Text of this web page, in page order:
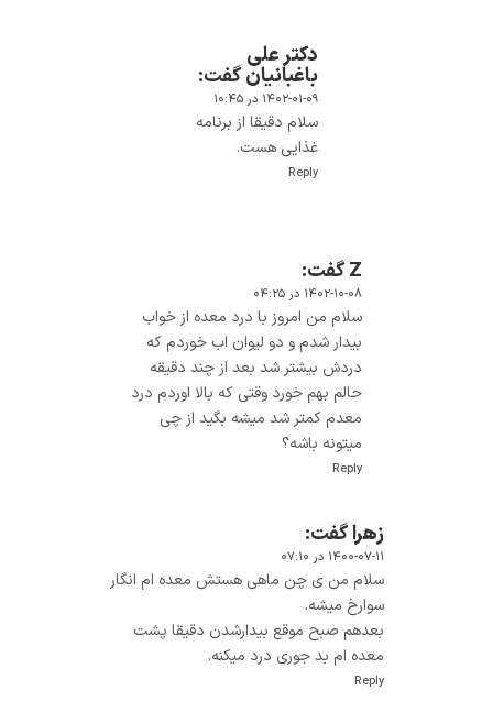
دکتر علی
باغبانیانگفت:
۱۴۰۲-۰۱-۰۹ در ۱۰:۴۵
سلام دقیقا از برنامه
غذایی هست.
Reply
Zگفت:
۱۴۰۲-۱۰-۰۸ در ۰۴:۲۵
سلام من امروز با درد معده از خواب
بیدار شدم و دو لیوان اب خوردم که
دردش بیشتر شد بعد از چند دقیقه
حالم بهم خورد وقتی که بالا اوردم درد
معدم کمتر شد میشه بگید از چی
میتونه باشه؟
Reply
زهراگفت:
۱۴۰۰-۰۷-۱۱ در ۰۷:۱۰
سلام من ی چن ماهی هستش معده ام انگار
سوارخ میشه.
بعدهم صبح موقع بیدارشدن دقیقا پشت
معده ام بد جوری درد میکنه.
Reply